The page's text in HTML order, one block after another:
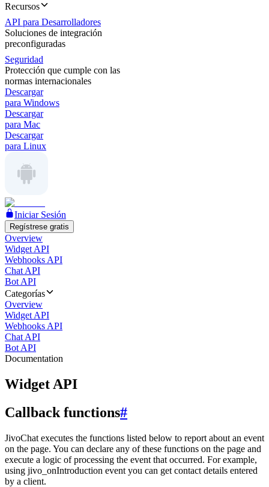
Recursos
API para Desarrolladores
Soluciones de integración
preconfiguradas
Seguridad
Protección que cumple con las
normas internacionales
Descargar
para Windows
Descargar
para Mac
Descargar
para Linux
Iniciar Sesión
Regístrese gratis
Overview
Widget API
Webhooks API
Chat API
Bot API
Categorías
Overview
Widget API
Webhooks API
Chat API
Bot API
Documentation
Widget API
Callback functions#
JivoChat executes the functions listed below to report about an event
on the page. You can declare any of these functions on the page and
execute a logic of processing the event that occurred. For example,
using jivo_onIntroduction event you can get contact details entered
by a client.